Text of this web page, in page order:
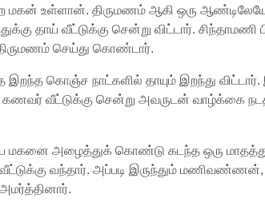
மகன் உள்ளான். திருமணம் ஆகி ஒரு
தாய் வீட்டுக்கு சென்று விட்டார். சிந்தாமணி
செய்து கொண்டார்.
கொஞ்ச நாட்களில் தாயும் இறந்து
வீட்டுக்கு சென்று அவருடன் வாழ்க்கை
மகனை அழைத்துக் கொண்டு கடந்த ஒரு
வந்தார். அப்படி இருந்தும் மணிவண்ணன்,